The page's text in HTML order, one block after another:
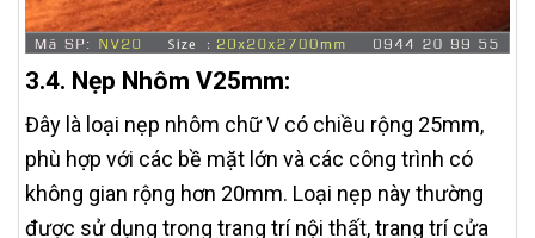
3.4. Nẹp Nhôm V25mm:
Đây là loại nẹp nhôm chữ V có chiều rộng 25mm,
phù hợp với các bề mặt lớn và các công trình có
không gian rộng hơn 20mm. Loại nẹp này thường
được sử dụng trong trang trí nội thất, trang trí cửa